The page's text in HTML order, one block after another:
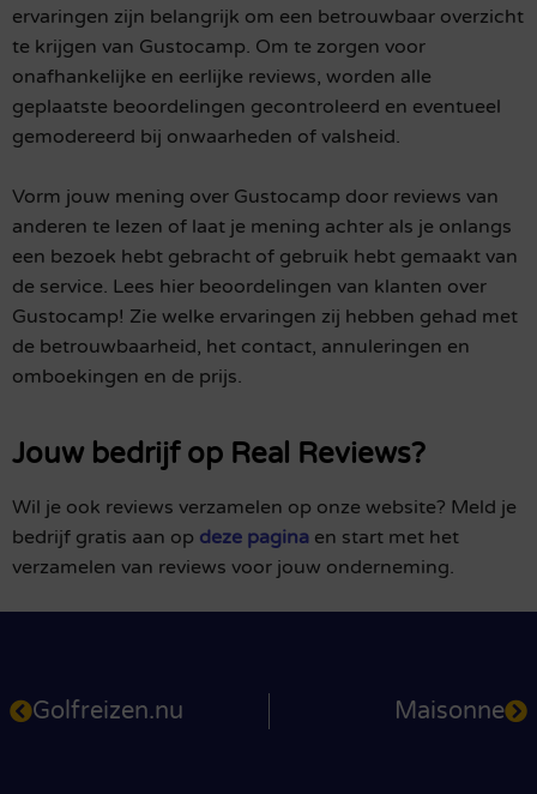
ervaringen zijn belangrijk om een betrouwbaar overzicht
te krijgen van Gustocamp. Om te zorgen voor
onafhankelijke en eerlijke reviews, worden alle
geplaatste beoordelingen gecontroleerd en eventueel
gemodereerd bij onwaarheden of valsheid.
Vorm jouw mening over Gustocamp door reviews van
anderen te lezen of laat je mening achter als je onlangs
een bezoek hebt gebracht of gebruik hebt gemaakt van
de service. Lees hier beoordelingen van klanten over
Gustocamp! Zie welke ervaringen zij hebben gehad met
de betrouwbaarheid, het contact, annuleringen en
omboekingen en de prijs.
Jouw bedrijf op Real Reviews?
Wil je ook reviews verzamelen op onze website? Meld je
bedrijf gratis aan op deze pagina en start met het
verzamelen van reviews voor jouw onderneming.
Golfreizen.nu Maisonne